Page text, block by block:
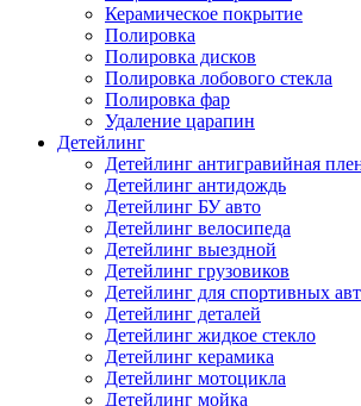
Керамическое покрытие
Полировка
Полировка дисков
Полировка лобового стекла
Полировка фар
Удаление царапин
Детейлинг
Детейлинг антигравийная
Детейлинг антидождь
Детейлинг БУ авто
Детейлинг велосипеда
Детейлинг выездной
Детейлинг грузовиков
Детейлинг для спортивных
Детейлинг деталей
Детейлинг жидкое стекло
Детейлинг керамика
Детейлинг мотоцикла
Детейлинг мойка